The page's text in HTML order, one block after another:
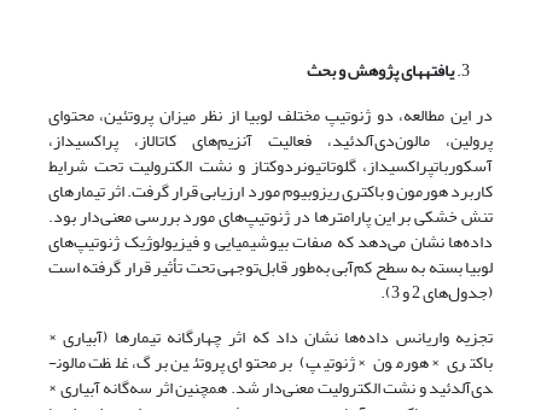
یافتههای پژوهش و بحث
در این مطالعه، دو ژنوتیپ‌ مختلف لوبیا از نظر میزان پروتئین، محتوای
پرولین، مالون‌دی‌آلدئید، فعالیت آنزیم‌های کاتالاز، پراکسیداز،
آسکوربات­پراکسیداز، گلوتاتیون­ردوکتاز و نشت الکترولیت تحت شرایط
کاربرد هورمون و باکتری ریزوبیوم مورد ارزیابی قرار گرفت. اثر تیمارهای
تنش خشکی بر این پارامترها در ژنوتیپ‌های مورد بررسی معنی‌دار بود.
داده‌ها نشان می‌دهد که صفات بیوشیمیایی و فیزیولوژیک ژنوتیپ‌های
لوبیا بسته به سطح کم‌آبی به‌طور قابل‌توجهی تحت تأثیر قرار گرفته است
(جدول‌های 2 و 3).
تجزیه واریانس داده‌ها نشان داد که اثر چهارگانه تیمارها (آبیاری ×
باکتری × هورمون × ژنوتیپ) بر محتوای پروتئین برگ، غلظت مالون­
دی‌آلدئید و نشت الکترولیت معنی‌دار شد. همچنین اثر سه‌گانه آبیاری ×